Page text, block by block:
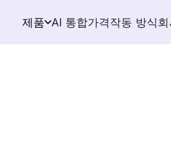
제품 AI 통합가격작동 방식